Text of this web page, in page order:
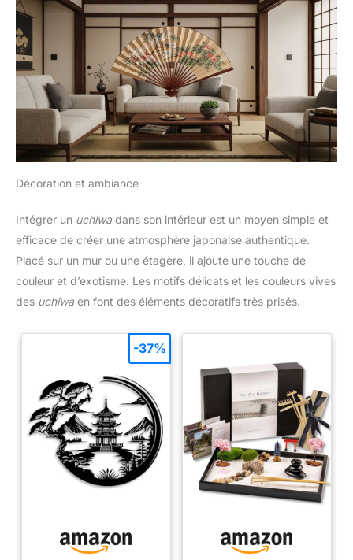
Décoration et ambiance
Intégrer un uchiwa dans son intérieur est un moyen simple et
efficace de créer une atmosphère japonaise authentique.
Placé sur un mur ou une étagère, il ajoute une touche de
couleur et d’exotisme. Les motifs délicats et les couleurs vives
des uchiwa en font des éléments décoratifs très prisés.
-37%